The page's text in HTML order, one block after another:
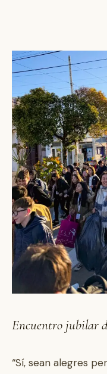
Encuentro jubilar
“Sí, sean alegres